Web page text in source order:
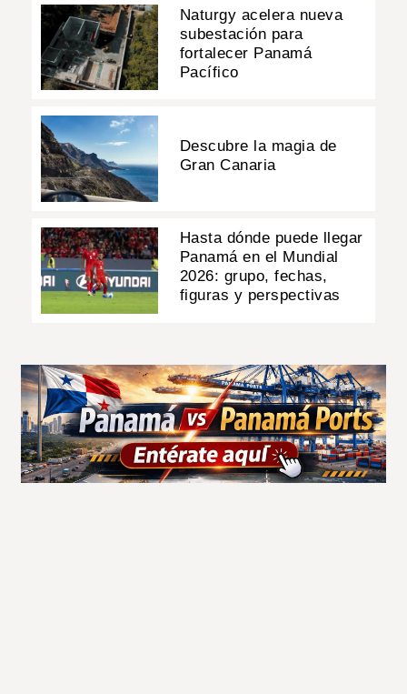
Naturgy acelera nueva
subestación para
fortalecer Panamá
Pacífico
Descubre la magia de
Gran Canaria
Hasta dónde puede llegar
Panamá en el Mundial
2026: grupo, fechas,
figuras y perspectivas